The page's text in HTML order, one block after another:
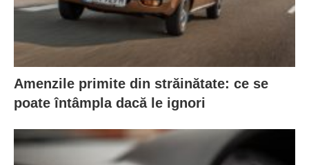
Amenzile primite din străinătate: ce se
poate întâmpla dacă le ignori